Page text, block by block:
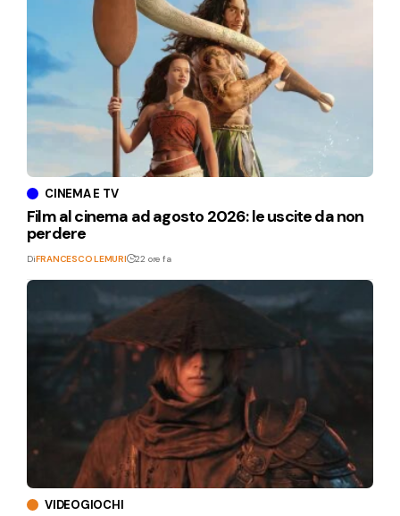
CINEMA E TV
Film al cinema ad agosto 2026: le uscite da non
perdere
DiFRANCESCO LEMURI 22 ore fa
VIDEOGIOCHI